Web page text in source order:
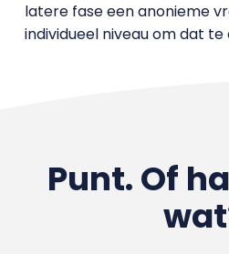
latere fase een anonieme
individueel niveau om dat te
Punt. Of